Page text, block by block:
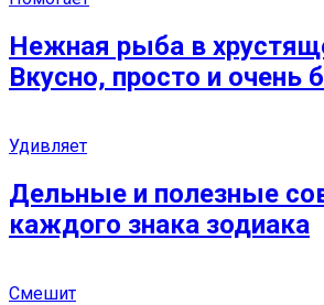
Нежная рыба в
Вкусно, просто и очень
Удивляет
Дельные и полезные
каждого знака зодиака
Смешит